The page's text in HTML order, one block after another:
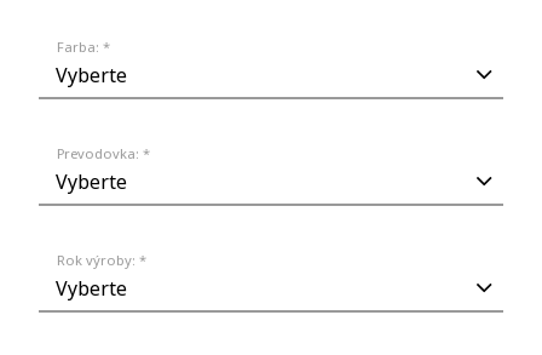
Farba: *
Prevodovka: *
Rok výroby: *